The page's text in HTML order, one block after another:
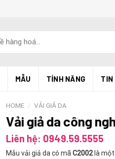
MẪU TÍNH NĂNG TIN
HOME / VẢI GIẢ DA
Vải giả da công
Liên hệ: 0949.59.5555
Mẫu vải giả da có mã C2002 là